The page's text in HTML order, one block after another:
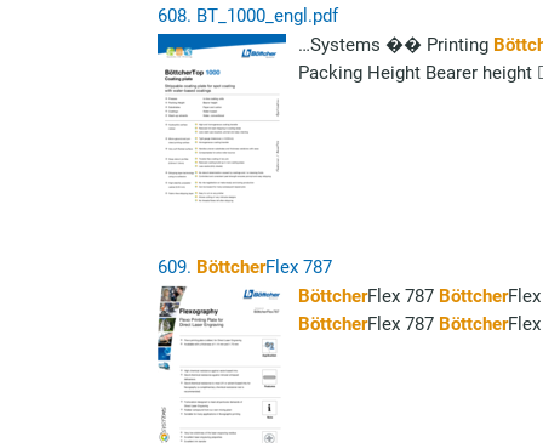
608. BT_1000_engl.pdf
…Systems �� Printing
Packing Height Bearer height
609. BöttcherFlex 787
BöttcherFlex 787 Böttcher
BöttcherFlex 787 Böttcher